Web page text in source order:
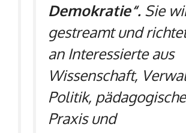
Demokratie“. Sie
gestreamt und
an Interessierte aus
Wissenschaft,
Politik,
Praxis und